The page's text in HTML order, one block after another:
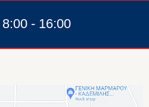
- 16:00